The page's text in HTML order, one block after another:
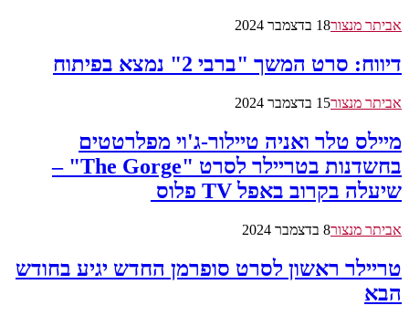
אביתר מנצור18 בדצמבר 2024
דיווח: סרט המשך "ברבי 2" נמצא בפיתוח
אביתר מנצור15 בדצמבר 2024
מיילס טלר ואניה טיילור-ג'וי מפלרטטים
בחשדנות בטריילר לסרט "The Gorge" –
שיעלה בקרוב באפל TV פלוס
אביתר מנצור8 בדצמבר 2024
טריילר ראשון לסרט סופרמן החדש יגיע בחודש
הבא